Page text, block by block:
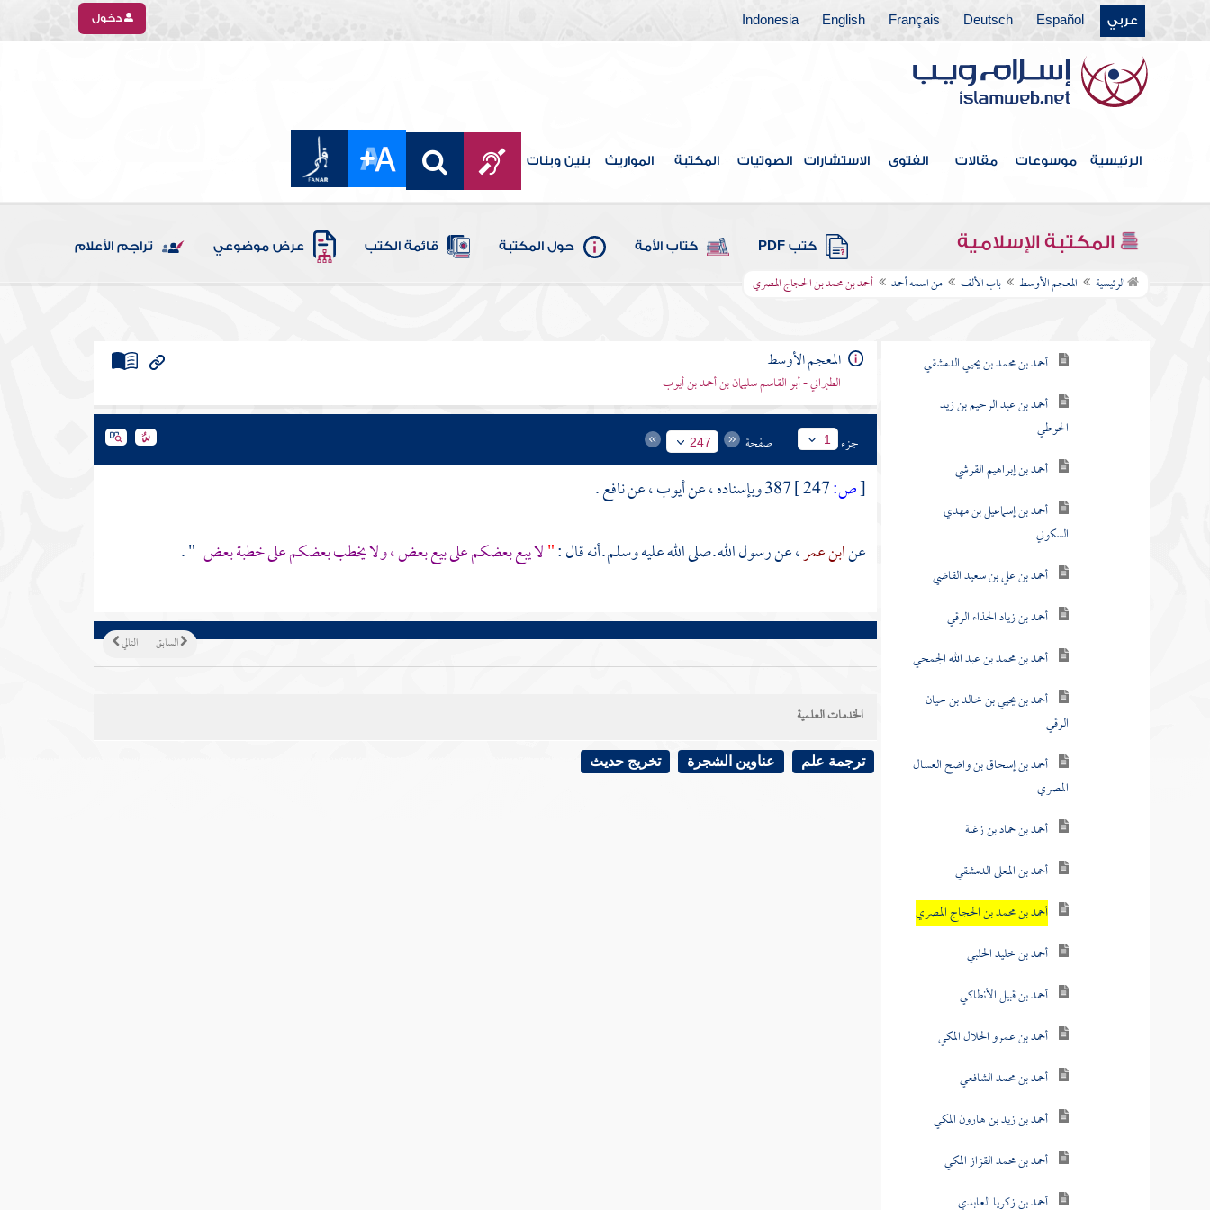
عربي Español
Deutsch
Français
English
Indonesia دخول
الرئيسية موسوعات مقالات الفتوى الاستشارات الصوتيات المكتبة المواريث بنين وبنات
المكتبة الإسلامية كتب PDF كتاب الأمة حول المكتبة قائمة الكتب عرض موضوعي تراجم الأعلام
الرئيسية المعجم الأوسط باب الألف من اسمه أحمد أحمد بن محمد بن الحجاج المصري
فهرس الكتاب
باب الألف
من اسمه أحمد
أحمد بن محمد بن يحيي الدمشقي
أحمد بن عبد الرحيم بن زيد
الحوطي
أحمد بن إبراهيم القرشي
أحمد بن إسماعيل بن مهدي
السكوني
أحمد بن علي بن سعيد القاضي
أحمد بن زياد الحذاء الرقي
أحمد بن محمد بن عبد الله الجمحي
أحمد بن يحيي بن خالد بن حيان
الرقي
أحمد بن إسحاق بن واضح العسال
المصري
أحمد بن حماد بن زغبة
أحمد بن المعلى الدمشقي
أحمد بن محمد بن الحجاج المصري
أحمد بن خليد الحلبي
أحمد بن قبيل الأنطاكي
أحمد بن عمرو الخلال المكي
أحمد بن محمد الشافعي
أحمد بن زيد بن هارون المكي
أحمد بن محمد القزاز المكي
أحمد بن زكريا العابدي
المعجم الأوسط
الطبراني - أبو القاسم سليمان بن أحمد بن أيوب
جزء 1 صفحة 247
[ص: 387 وبإسناده ، عن أيوب، عننافع.
عنابن عمر، عن رسول الله ـ صلى الله عليه وسلم ـ أنه قال :"لا يبع بعضكم على بيع بعض ، ولا يخطب بعضكم على خطبة بعض " .
التالي السابق
الخدمات العلمية
ترجمة علم عناوين الشجرة تخريج حديث